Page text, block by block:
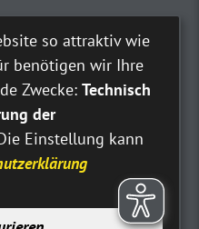
so attraktiv wie
benötigen wir Ihre
Zwecke: Technisch
der
Einstellung kann